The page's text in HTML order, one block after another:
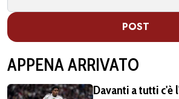
POST
APPENA ARRIVATO
Davanti a tutti c'è